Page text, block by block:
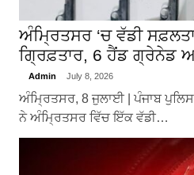
ਅੰਮ੍ਰਿਤਸਰ ‘ਚ ਵੱਡੀ
ਗ੍ਰਿਫ਼ਤਾਰ, 6 ਹੈਂਡ ਗ੍ਰੇਨੇਡ
Admin July 8, 2026
ਅੰਮ੍ਰਿਤਸਰ, 8 ਜੁਲਾਈ | ਪੰਜਾਬ
ਨੇ ਅੰਮ੍ਰਿਤਸਰ ਵਿੱਚ ਇੱਕ ਵੱਡੀ…